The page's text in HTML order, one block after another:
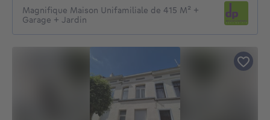
Magnifique Maison Unifamiliale de 415 M² +
Garage + Jardin